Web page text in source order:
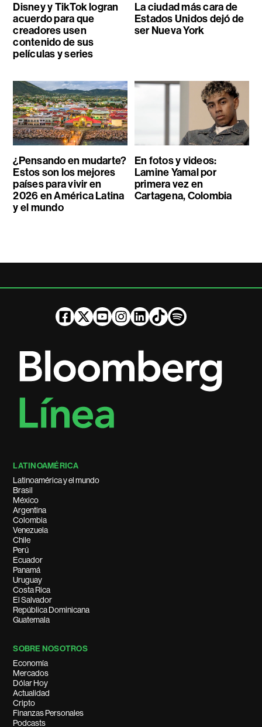
Disney y TikTok logran
acuerdo para que
creadores usen
contenido de sus
películas y series
La ciudad más cara de
Estados Unidos dejó de
ser Nueva York
¿Pensando en mudarte?
Estos son los mejores
países para vivir en
2026 en América Latina
y el mundo
En fotos y videos:
Lamine Yamal por
primera vez en
Cartagena, Colombia
LATINOAMÉRICA
Latinoamérica y el mundo
Brasil
México
Argentina
Colombia
Venezuela
Chile
Perú
Ecuador
Panamá
Uruguay
Costa Rica
El Salvador
República Dominicana
Guatemala
SOBRE NOSOTROS
Economía
Mercados
Dólar Hoy
Actualidad
Cripto
Finanzas Personales
Podcasts